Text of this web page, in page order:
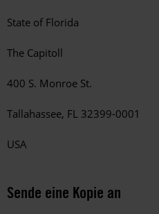
State of Florida
The Capitoll
400 S. Monroe St.
Tallahassee, FL 32399-0001
USA
Sende eine Kopie an